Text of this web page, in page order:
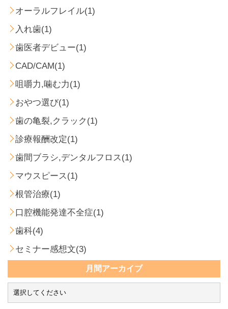
オーラルフレイル(1)
入れ歯(1)
歯医者デビュー(1)
CAD/CAM(1)
咀嚼力,噛む力(1)
おやつ選び(1)
歯の亀裂,クラック(1)
診療報酬改定(1)
歯間ブラシ,デンタルフロス(1)
マウスピース(1)
根管治療(1)
口腔機能発達不全症(1)
歯科(4)
セミナー感想文(3)
月間アーカイブ